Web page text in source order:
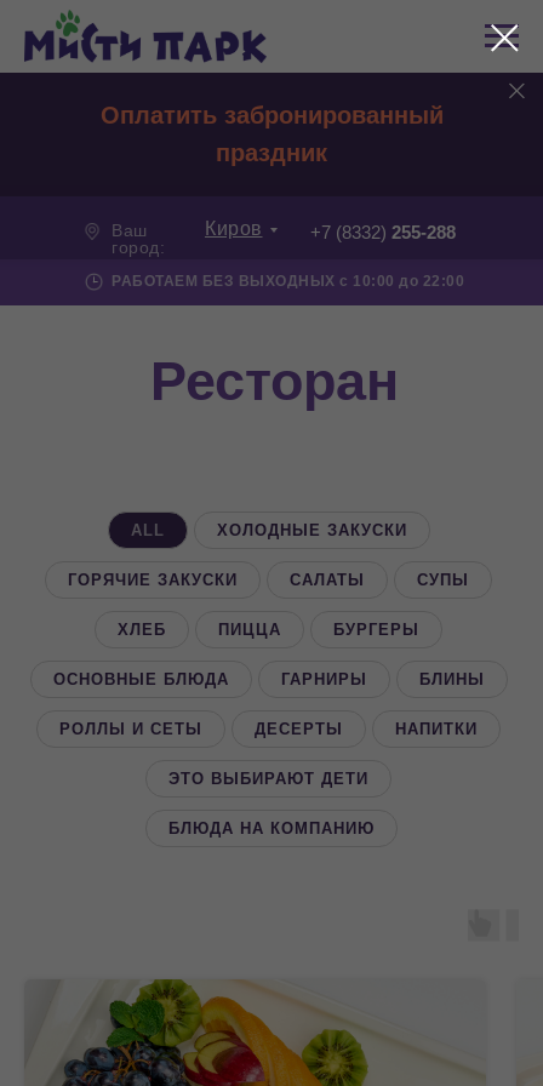
Оплатить забронированный
праздник
Киров
РАБОТАЕМ БЕЗ ВЫХОДНЫХ с 10:00 до 22:00
Ваш
город:
+7 (8332) 255-288
Ресторан
ALL ХОЛОДНЫЕ ЗАКУСКИ
ГОРЯЧИЕ ЗАКУСКИ САЛАТЫ СУПЫ
ХЛЕБ ПИЦЦА БУРГЕРЫ
ОСНОВНЫЕ БЛЮДА ГАРНИРЫ БЛИНЫ
РОЛЛЫ И СЕТЫ ДЕСЕРТЫ НАПИТКИ
ЭТО ВЫБИРАЮТ ДЕТИ
БЛЮДА НА КОМПАНИЮ